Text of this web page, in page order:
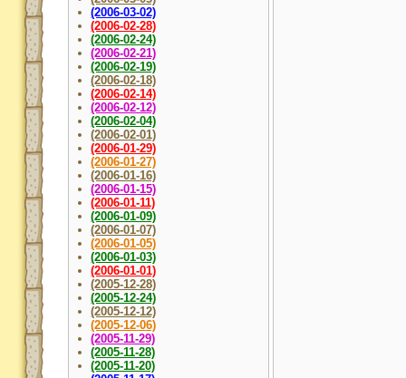
(2006-03-02)
(2006-02-28)
(2006-02-24)
(2006-02-21)
(2006-02-19)
(2006-02-18)
(2006-02-14)
(2006-02-12)
(2006-02-04)
(2006-02-01)
(2006-01-29)
(2006-01-27)
(2006-01-16)
(2006-01-15)
(2006-01-11)
(2006-01-09)
(2006-01-07)
(2006-01-05)
(2006-01-03)
(2006-01-01)
(2005-12-28)
(2005-12-24)
(2005-12-12)
(2005-12-06)
(2005-11-29)
(2005-11-28)
(2005-11-20)